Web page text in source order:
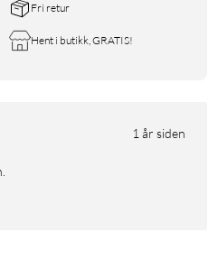
Fri retur
Hent i butikk, GRATIS!
1 år siden